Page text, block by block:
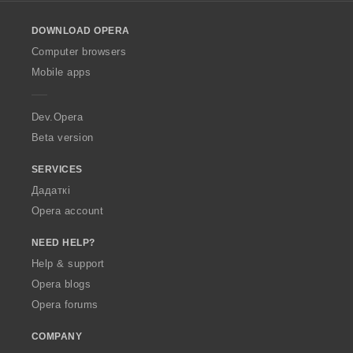
w
O
p
a
DOWNLOAD OPERA
Computer browsers
Mobile apps
Dev.Opera
Beta version
SERVICES
Дадаткі
Opera account
NEED HELP?
Help & support
Opera blogs
Opera forums
COMPANY